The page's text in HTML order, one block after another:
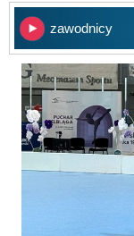
zawodnicy